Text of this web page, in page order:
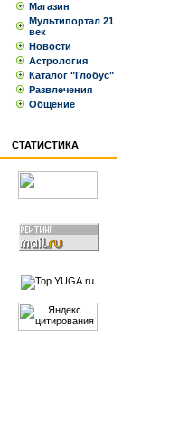
Магазин
Мультипортал 21
век
Новости
Астрология
Каталог "Глобус"
Развлечения
Общение
СТАТИСТИКА